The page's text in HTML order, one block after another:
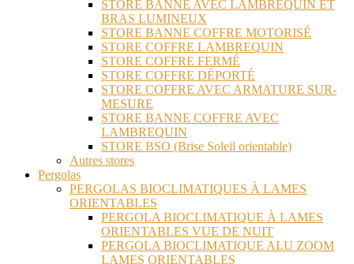
STORE BANNE AVEC LAMBREQUIN ET
BRAS LUMINEUX
STORE BANNE COFFRE MOTORISÉ
STORE COFFRE LAMBREQUIN
STORE COFFRE FERMÉ
STORE COFFRE DÉPORTÉ
STORE COFFRE AVEC ARMATURE SUR-
MESURE
STORE BANNE COFFRE AVEC
LAMBREQUIN
STORE BSO (Brise Soleil orientable)
Autres stores
Pergolas
PERGOLAS BIOCLIMATIQUES À LAMES
ORIENTABLES
PERGOLA BIOCLIMATIQUE À LAMES
ORIENTABLES VUE DE NUIT
PERGOLA BIOCLIMATIQUE ALU ZOOM
LAMES ORIENTABLES